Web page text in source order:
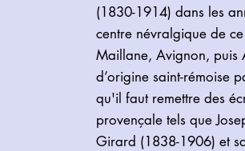
(1830-1914) dans les
centre névralgique de
Maillane, Avignon, puis
d’origine saint-rémoise
qu'il faut remettre des
provençale tels que
Girard (1838-1906) et